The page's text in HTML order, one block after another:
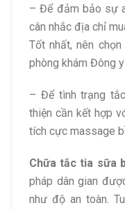
– Để đảm bảo sự
cân nhắc địa chỉ
Tốt nhất, nên
phòng khám Đông
– Để tình trạng
thiện cần kết hợp
tích cực massage
Chữa tắc tia sữa
pháp dân gian
như độ an toàn.